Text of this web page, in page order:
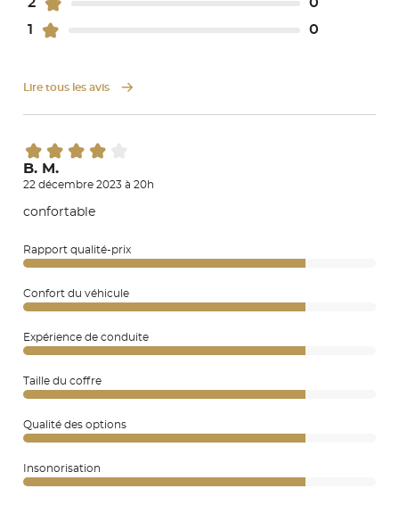
1
0
Lire tous les avis
B. M.
22 décembre 2023 à 20h
confortable
Rapport qualité-prix
Confort du véhicule
Expérience de conduite
Taille du coffre
Qualité des options
Insonorisation